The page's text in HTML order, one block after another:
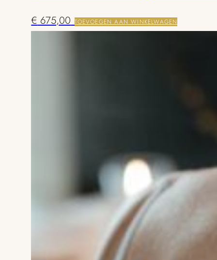
€ 675,00 TOEVOEGEN AAN WINKELWAGEN